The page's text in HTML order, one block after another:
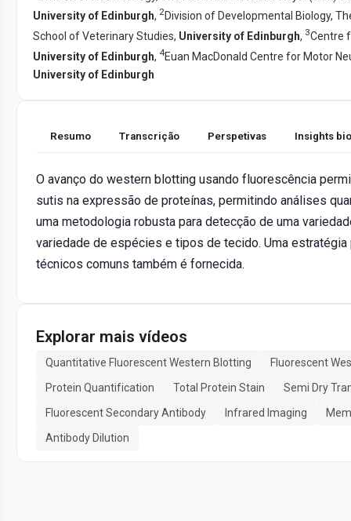
University of Edinburgh, 2Division of Developmental Biology,
School of Veterinary Studies, University of Edinburgh, 3Centre
University of Edinburgh, 4Euan MacDonald Centre for Motor
University of Edinburgh
Resumo Transcrição Perspetivas Insights
O avanço do western blotting usando fluorescência
sutis na expressão de proteínas, permitindo análises
uma metodologia robusta para detecção de uma
variedade de espécies e tipos de tecido. Uma estratégia
técnicos comuns também é fornecida.
Explorar mais vídeos
Quantitative Fluorescent Western Blotting
Fluorescent
Protein Quantification
Total Protein Stain
Semi Dry
Fluorescent Secondary Antibody
Infrared Imaging
Antibody Dilution